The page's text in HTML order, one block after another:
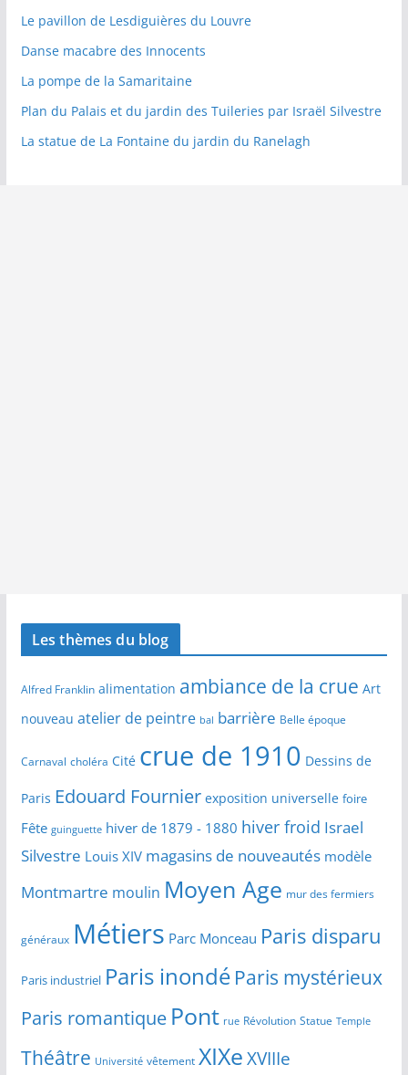
Le pavillon de Lesdiguières du Louvre
Danse macabre des Innocents
La pompe de la Samaritaine
Plan du Palais et du jardin des Tuileries par Israël Silvestre
La statue de La Fontaine du jardin du Ranelagh
Les thèmes du blog
Alfred Franklin alimentation ambiance de la crue Art
nouveau atelier de peintre bal barrière Belle époque
Carnaval choléra Cité crue de 1910 Dessins de
Paris Edouard Fournier exposition universelle foire
Fête guinguette hiver de 1879 - 1880 hiver froid Israel
Silvestre Louis XIV magasins de nouveautés modèle
Montmartre moulin Moyen Age mur des fermiers
généraux Métiers Parc Monceau Paris disparu
Paris industriel Paris inondé Paris mystérieux
Paris romantique Pont rue Révolution Statue Temple
Théâtre Université vêtement XIXeXVIIIe